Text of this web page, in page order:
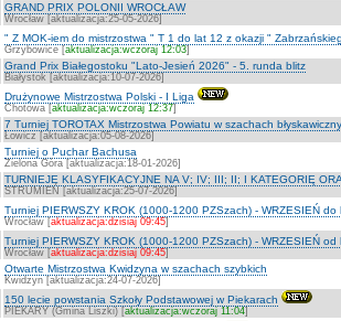
GRAND PRIX POLONII WROCŁAW
Wrocław [aktualizacja:25-05-2026]
" Z MOK-iem do mistrzostwa " T 1 do lat 12 z okazji "
Grzybowice [aktualizacja:wczoraj 12:03]
Grand Prix Białegostoku "Lato-Jesień 2026" - 5. runda blitz
Białystok [aktualizacja:10-07-2026]
Drużynowe Mistrzostwa Polski - I Liga
Chotowa [aktualizacja:wczoraj 12:37]
7 Turniej TOROTAX Mistrzostwa Powiatu w szachach
Łowicz [aktualizacja:05-08-2026]
Turniej o Puchar Bachusa
Zielona Góra [aktualizacja:18-01-2026]
TURNIEJE KLASYFIKACYJNE NA V; IV; III; II; I KATEGORIĘ
STRUMIEŃ [aktualizacja:25-07-2026]
Turniej PIERWSZY KROK (1000-1200 PZSzach) - WRZESIEŃ do
Wrocław [aktualizacja:dzisiaj 09:45]
Turniej PIERWSZY KROK (1000-1200 PZSzach) - WRZESIEŃ od
Wrocław [aktualizacja:dzisiaj 09:45]
Otwarte Mistrzostwa Kwidzyna w szachach szybkich
Kwidzyn [aktualizacja:24-07-2026]
150 lecie powstania Szkoły Podstawowej w Piekarach
PIEKARY (Gmina Liszki) [aktualizacja:wczoraj 11:04]